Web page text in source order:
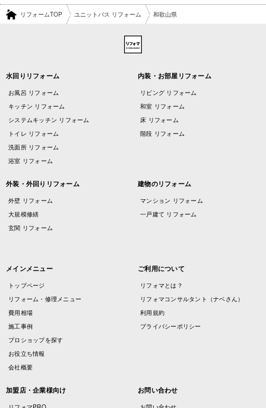
リフォームTOP ユニットバス リフォーム 和歌山県
水回りリフォーム
お風呂 リフォーム
キッチン リフォーム
システムキッチン リフォーム
トイレ リフォーム
洗面所 リフォーム
浴室 リフォーム
内装・お部屋リフォーム
リビング リフォーム
和室 リフォーム
床 リフォーム
階段 リフォーム
外装・外回りリフォーム
外壁 リフォーム
大規模修繕
玄関 リフォーム
建物のリフォーム
マンション リフォーム
一戸建て リフォーム
メインメニュー
トップページ
リフォーム・修理メニュー
費用相場
施工事例
プロショップを探す
お役立ち情報
会社概要
ご利用について
リフォマとは？
リフォマコンサルタント（ナベさん）
利用規約
プライバシーポリシー
加盟店・企業様向け お問い合わせ